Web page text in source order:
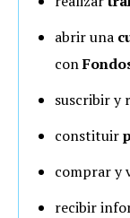
abrir una
con
suscribir y
constituir
comprar y
recibir